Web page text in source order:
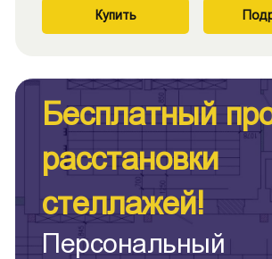
Купить
Бесплатный
расстановки
стеллажей!
Персональный